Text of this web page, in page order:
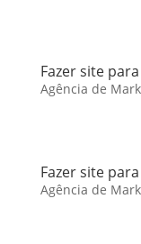
Fazer site
Agência de
Fazer site
Agência de